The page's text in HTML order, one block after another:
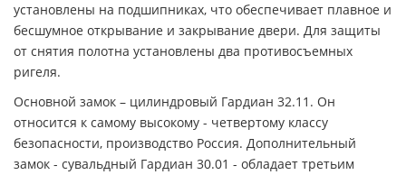
установлены на подшипниках, что обеспечивает плавное и
бесшумное открывание и закрывание двери. Для защиты
от снятия полотна установлены два противосъемных
ригеля.
Основной замок – цилиндровый Гардиан 32.11. Он
относится к самому высокому - четвертому классу
безопасности, производство Россия. Дополнительный
замок - сувальдный Гардиан 30.01 - обладает третьим